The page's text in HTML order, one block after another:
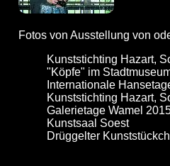
Fotos von Ausstellung von
Kunststichting Hazart,
"Köpfe" im
Internationale
Kunststichting Hazart,
Galerietage Wamel
Kunstsaal Soest
Drüggelter